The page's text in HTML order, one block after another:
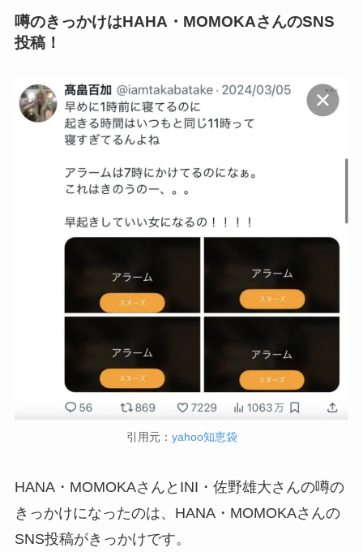
噂のきっかけはHAHA・MOMOKAさんのSNS
投稿！
引用元： yahoo知恵袋
HANA・MOMOKAさんとINI・佐野雄大さんの噂の
きっかけになったのは、HANA・MOMOKAさんの
SNS投稿がきっかけです。